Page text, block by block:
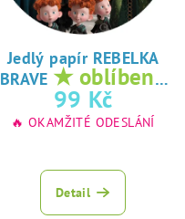
Jedlý papír REBELKA
BRAVE ★ oblíbený
tisk na jedlý
papír
99 Kč
🔥 OKAMŽITÉ ODESLÁNÍ
Detail